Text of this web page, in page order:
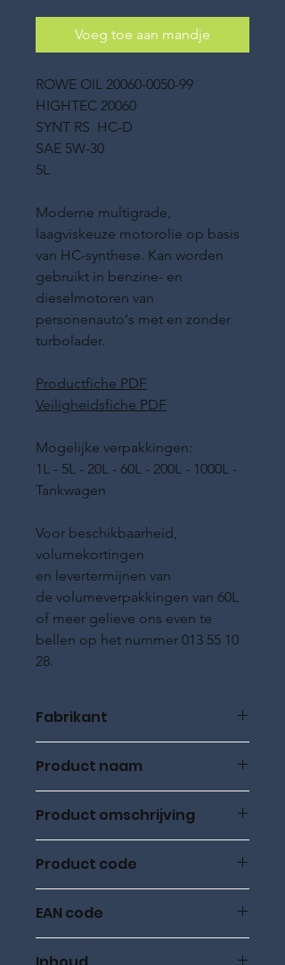
Voeg toe aan mandje
ROWE OIL 20060-0050-99
HIGHTEC 20060
SYNT RS HC-D
SAE 5W-30
5L
Moderne multigrade,
laagviskeuze motorolie op basis
van HC-synthese. Kan worden
gebruikt in benzine- en
dieselmotoren van
personenauto's met en zonder
turbolader.
Productfiche PDF
Veiligheidsfiche PDF
Mogelijke verpakkingen:
1L - 5L - 20L - 60L - 200L - 1000L -
Tankwagen
Voor beschikbaarheid,
volumekortingen
en levertermijnen van
de volumeverpakkingen van 60L
of meer gelieve ons even te
bellen op het nummer 013 55 10
28.
Fabrikant
Product naam
Product omschrijving
Product code
EAN code